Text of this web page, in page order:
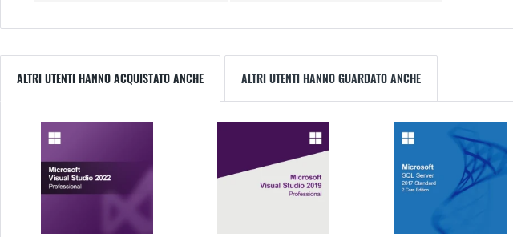
ALTRI UTENTI HANNO ACQUISTATO ANCHE ALTRI UTENTI HANNO GUARDATO ANCHE